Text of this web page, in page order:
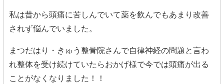
私は昔から頭痛に苦しんでいて薬を飲んでもあまり改善
されず悩んでいました。
まつだはり・きゅう整骨院さんで自律神経の問題と言わ
れ整体を受け続けていたらおかげ様で今では頭痛が出る
ことがなくなりました！！